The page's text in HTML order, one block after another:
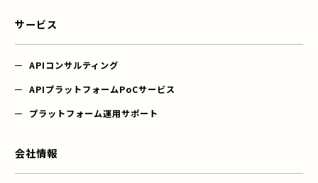
サービス
APIコンサルティング
APIプラットフォームPoCサービス
プラットフォーム運用サポート
会社情報